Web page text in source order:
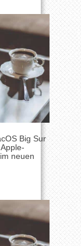
Big Sur
neuen